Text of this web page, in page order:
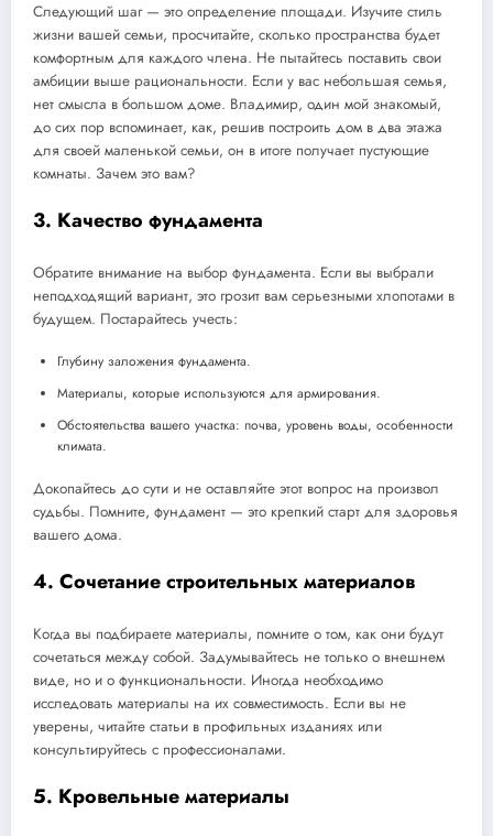
Следующий шаг — это определение площади. Изучите стиль
жизни вашей семьи, просчитайте, сколько пространства будет
комфортным для каждого члена. Не пытайтесь поставить свои
амбиции выше рациональности. Если у вас небольшая семья,
нет смысла в большом доме. Владимир, один мой знакомый,
до сих пор вспоминает, как, решив построить дом в два этажа
для своей маленькой семьи, он в итоге получает пустующие
комнаты. Зачем это вам?
3. Качество фундамента
Обратите внимание на выбор фундамента. Если вы выбрали
неподходящий вариант, это грозит вам серьезными хлопотами в
будущем. Постарайтесь учесть:
Глубину заложения фундамента.
Материалы, которые используются для армирования.
Обстоятельства вашего участка: почва, уровень воды, особенности
климата.
Докопайтесь до сути и не оставляйте этот вопрос на произвол
судьбы. Помните, фундамент — это крепкий старт для здоровья
вашего дома.
4. Сочетание строительных материалов
Когда вы подбираете материалы, помните о том, как они будут
сочетаться между собой. Задумывайтесь не только о внешнем
виде, но и о функциональности. Иногда необходимо
исследовать материалы на их совместимость. Если вы не
уверены, читайте статьи в профильных изданиях или
консультируйтесь с профессионалами.
5. Кровельные материалы